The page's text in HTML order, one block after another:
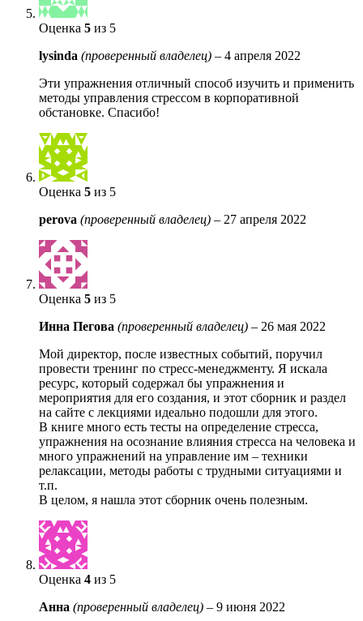
Оценка 5 из 5
lysinda (проверенный владелец) – 4 апреля 2022
Эти упражнения отличный способ изучить и применить
методы управления стрессом в корпоративной
обстановке. Спасибо!
Оценка 5 из 5
perova (проверенный владелец) – 27 апреля 2022
Оценка 5 из 5
Инна Пегова (проверенный владелец) – 26 мая 2022
Мой директор, после известных событий, поручил
провести тренинг по стресс-менеджменту. Я искала
ресурс, который содержал бы упражнения и
мероприятия для его создания, и этот сборник и раздел
на сайте с лекциями идеально подошли для этого.
В книге много есть тесты на определение стресса,
упражнения на осознание влияния стресса на человека и
много упражнений на управление им – техники
релаксации, методы работы с трудными ситуациями и
т.п.
В целом, я нашла этот сборник очень полезным.
Оценка 4 из 5
Анна (проверенный владелец) – 9 июня 2022